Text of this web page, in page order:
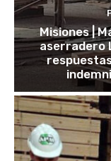
Misiones |
aserradero